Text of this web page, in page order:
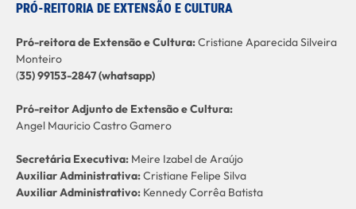
PRÓ-REITORIA DE EXTENSÃO E CULTURA
Pró-reitora de Extensão e Cultura:Cristiane Aparecida Silveira
Monteiro
(35) 99153-2847 (whatsapp)
Pró-reitor Adjunto de Extensão e Cultura:
Angel Mauricio Castro Gamero
Secretária Executiva: Meire Izabel de Araújo
Auxiliar Administrativa:Cristiane Felipe Silva
Auxiliar Administrativo: Kennedy Corrêa Batista